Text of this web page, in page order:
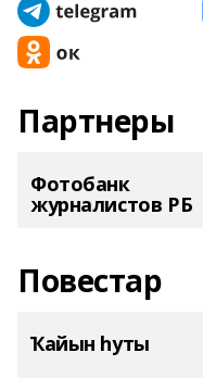
Партнеры
Фотобанк
журналистов РБ
Повестар
Ҡайын һуты